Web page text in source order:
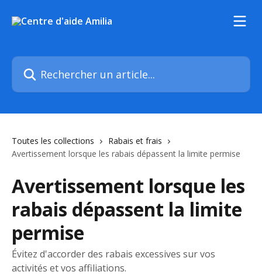
Rechercher un article...
Toutes les collections
Rabais et frais
Avertissement lorsque les rabais dépassent la limite permise
Avertissement lorsque les
rabais dépassent la limite
permise
Évitez d'accorder des rabais excessives sur vos
activités et vos affiliations.